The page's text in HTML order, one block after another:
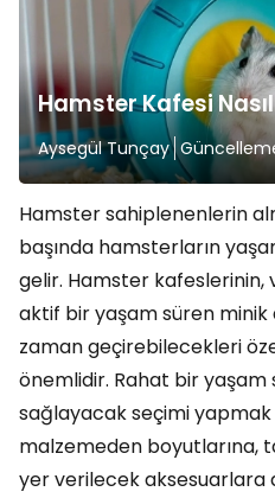
Hamster Kafesi
Aysegül Tunçay
Hamster sahiplenenlerin
başında hamsterların
gelir. Hamster
aktif bir yaşam süren minik
zaman geçirebilecekleri
önemlidir. Rahat bir
sağlayacak seçimi
malzemeden boyutlarına,
yer verilecek aksesuarlara